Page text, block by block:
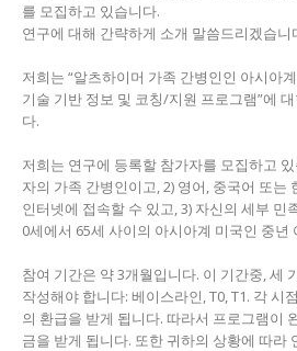
를 모집하고 있습니다.
연구에 대해 간략하게 소개 말씀드리겠습니
저희는 “알츠하이머 가족 간병인인 아시아
기술 기반 정보 및 코칭/지원 프로그램”에
다.
저희는 연구에 등록할 참가자를 모집하고
자의 가족 간병인이고, 2) 영어, 중국어 또는
인터넷에 접속할 수 있고, 3) 자신의 세부 민
0세에서 65세 사이의 아시아계 미국인 중년
참여 기간은 약 3개월입니다. 이 기간중, 세
작성해야 합니다: 베이스라인, T0, T1. 각 시
의 환급을 받게 됩니다. 따라서 프로그램이
금을 받게 됩니다. 또한 귀하의 상황에 따라